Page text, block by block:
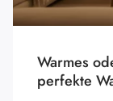
Warmes
perfekte